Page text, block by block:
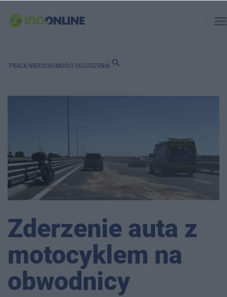
PRACA NIERUCHOMOŚCI OGŁOSZENIA search
Zderzenie auta z
motocyklem na
obwodnicy